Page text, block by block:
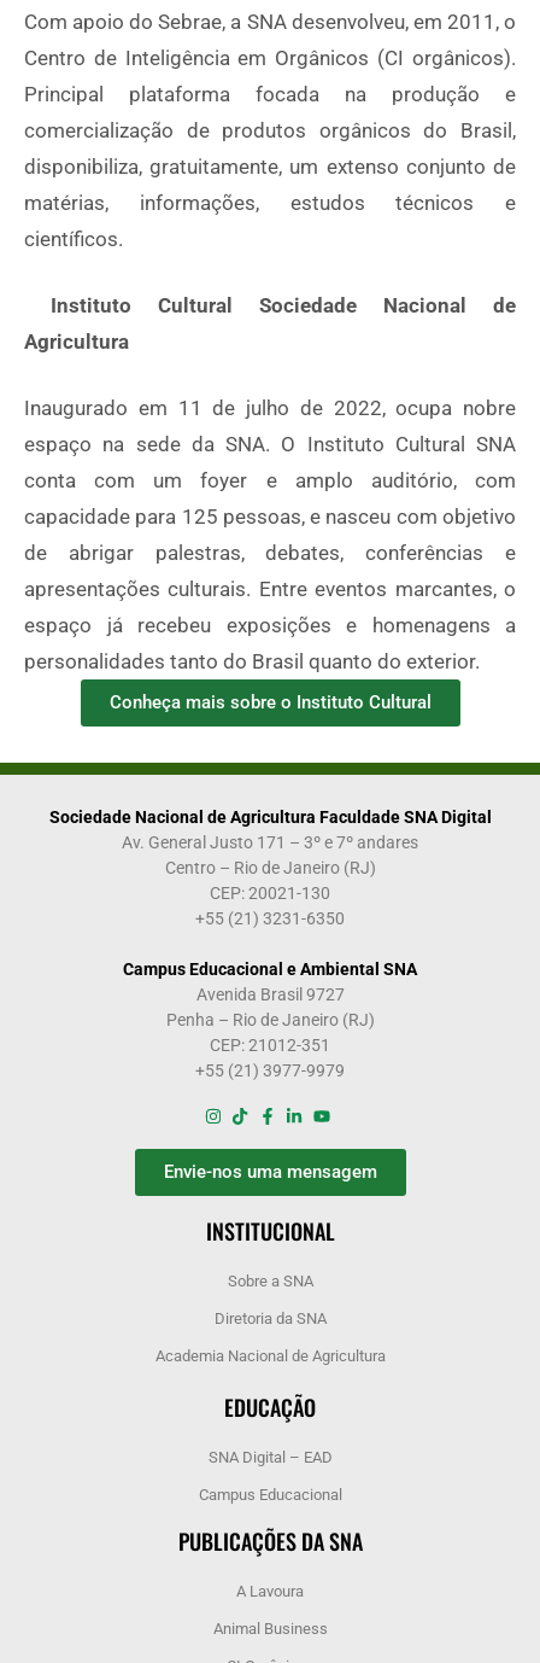
Com apoio do Sebrae, a SNA desenvolveu, em 2011, o
Centro de Inteligência em Orgânicos (CI orgânicos).
Principal plataforma focada na produção e
comercialização de produtos orgânicos do Brasil,
disponibiliza, gratuitamente, um extenso conjunto de
matérias, informações, estudos técnicos e
científicos.
Instituto Cultural Sociedade Nacional de
Agricultura
Inaugurado em 11 de julho de 2022, ocupa nobre
espaço na sede da SNA. O Instituto Cultural SNA
conta com um foyer e amplo auditório, com
capacidade para 125 pessoas, e nasceu com objetivo
de abrigar palestras, debates, conferências e
apresentações culturais. Entre eventos marcantes, o
espaço já recebeu exposições e homenagens a
personalidades tanto do Brasil quanto do exterior.
Conheça mais sobre o Instituto Cultural
Sociedade Nacional de Agricultura Faculdade SNA Digital
Av. General Justo 171 – 3º e 7º andares
Centro – Rio de Janeiro (RJ)
CEP: 20021-130
+55 (21) 3231-6350
Campus Educacional e Ambiental SNA
Avenida Brasil 9727
Penha – Rio de Janeiro (RJ)
CEP: 21012-351
+55 (21) 3977-9979
Envie-nos uma mensagem
INSTITUCIONAL
Sobre a SNA
Diretoria da SNA
Academia Nacional de Agricultura
EDUCAÇÃO
SNA Digital – EAD
Campus Educacional
PUBLICAÇÕES DA SNA
A Lavoura
Animal Business